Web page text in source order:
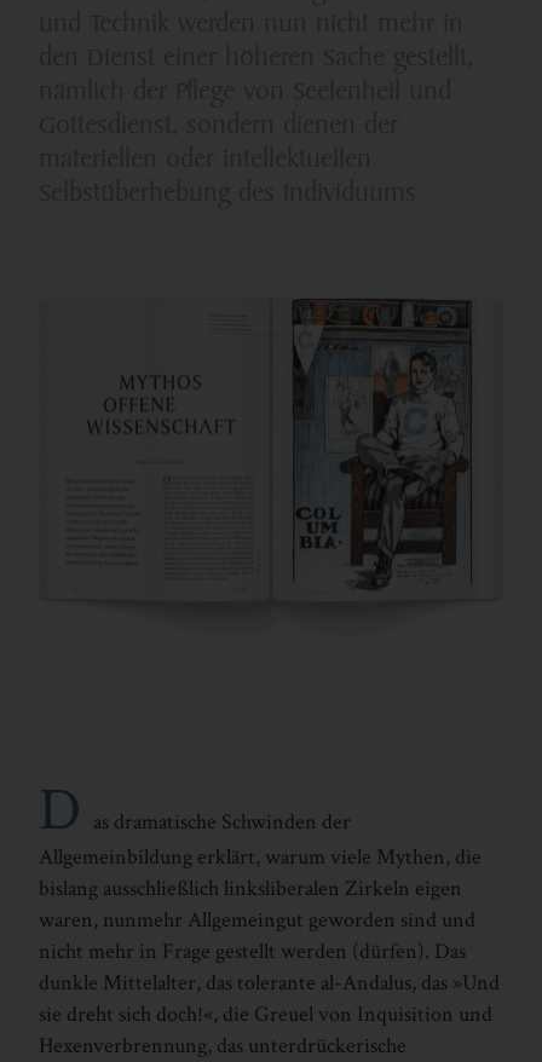
D as dramatische Schwinden der
Allgemeinbildung erklärt, warum viele Mythen, die
bislang ausschließlich linksliberalen Zirkeln eigen
waren, nunmehr Allgemeingut geworden sind und
nicht mehr in Frage gestellt werden (dürfen). Das
dunkle Mittelalter, das tolerante al-Andalus, das »Und
sie dreht sich doch!«, die Greuel von Inquisition und
Hexenverbrennung, das unterdrückerische